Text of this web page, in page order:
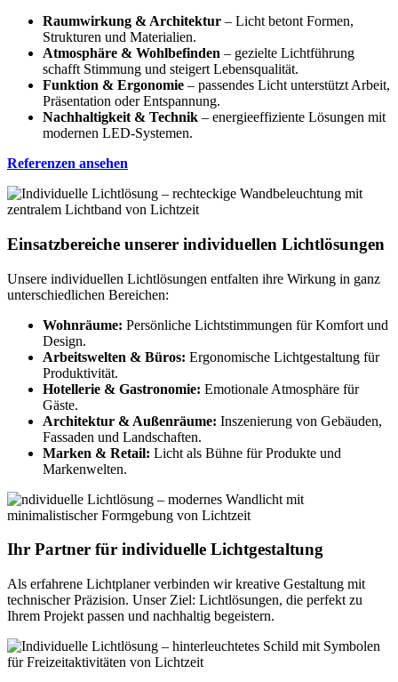
Raumwirkung & Architektur – Licht betont Formen,
Strukturen und Materialien.
Atmosphäre & Wohlbefinden – gezielte Lichtführung
schafft Stimmung und steigert Lebensqualität.
Funktion & Ergonomie – passendes Licht unterstützt Arbeit,
Präsentation oder Entspannung.
Nachhaltigkeit & Technik – energieeffiziente Lösungen mit
modernen LED-Systemen.
Referenzen ansehen
Einsatzbereiche unserer individuellen Lichtlösungen
Unsere individuellen Lichtlösungen entfalten ihre Wirkung in ganz
unterschiedlichen Bereichen:
Wohnräume: Persönliche Lichtstimmungen für Komfort und
Design.
Arbeitswelten & Büros: Ergonomische Lichtgestaltung für
Produktivität.
Hotellerie & Gastronomie: Emotionale Atmosphäre für
Gäste.
Architektur & Außenräume: Inszenierung von Gebäuden,
Fassaden und Landschaften.
Marken & Retail: Licht als Bühne für Produkte und
Markenwelten.
Ihr Partner für individuelle Lichtgestaltung
Als erfahrene Lichtplaner verbinden wir kreative Gestaltung mit
technischer Präzision. Unser Ziel: Lichtlösungen, die perfekt zu
Ihrem Projekt passen und nachhaltig begeistern.